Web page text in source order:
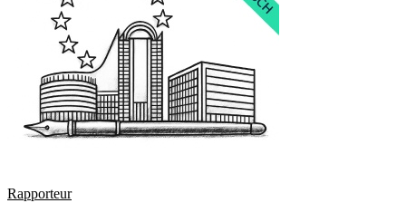
Rapporteur